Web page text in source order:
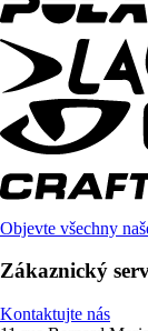
Objevte všechny
Zákaznický
Kontaktujte nás